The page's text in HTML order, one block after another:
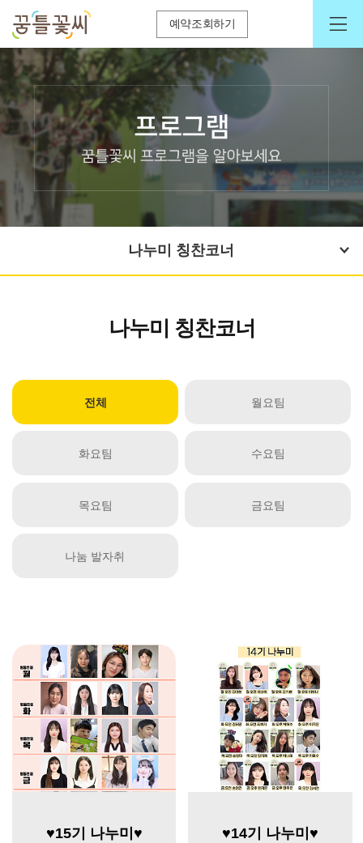
예약조회하기
나누미 칭찬코너
나누미 칭찬코너
전체 월요팀
화요팀 수요팀
목요팀 금요팀
나눔 발자취
♥15기 나누미♥ ♥14기 나누미♥